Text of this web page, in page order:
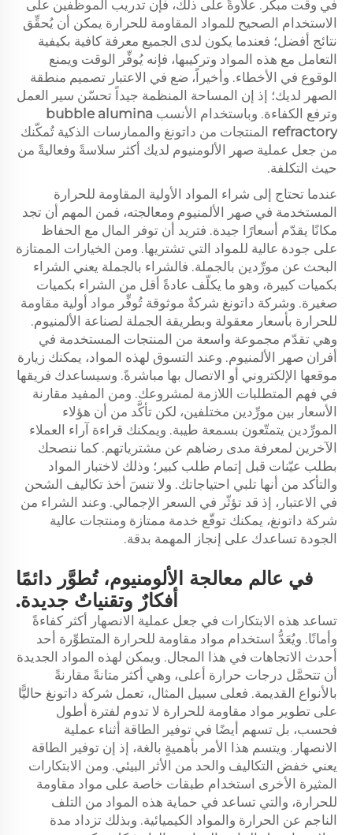
في وقت مبكر. علاوةً على ذلك، فإن تدريب الموظفين على
الاستخدام الصحيح للمواد المقاومة للحرارة يمكن أن يُحقِّق
نتائج أفضل؛ فعندما يكون لدى الجميع معرفة كافية بكيفية
التعامل مع هذه المواد وتركيبها، فإنه يُوفِّر الوقت ويمنع
الوقوع في الأخطاء. وأخيراً، ضع في الاعتبار تصميم منطقة
الصهر لديك؛ إذ إن المساحة المنظمة جيداً تحسّن سير العمل
وترفع الكفاءة. وباستخدام الأنسب bubble alumina
refractory المنتجات من داتونغ والممارسات الذكية تُمكّنك
من جعل عملية صهر الألومنيوم لديك أكثر سلاسةً وفعاليةً من
حيث التكلفة.
عندما تحتاج إلى شراء المواد الأولية المقاومة للحرارة
المستخدمة في صهر الألمنيوم ومعالجته، فمن المهم أن تجد
مكانًا يقدّم أسعارًا جيدة. فتريد أن توفر المال مع الحفاظ
على جودة عالية للمواد التي تشتريها. ومن الخيارات الممتازة
البحث عن مورِّدين بالجملة. فالشراء بالجملة يعني الشراء
بكميات كبيرة، وهو ما يكلّف عادةً أقل من الشراء بكميات
صغيرة. وشركة داتونغ شركةٌ موثوقة تُوفِّر مواد أولية مقاومة
للحرارة بأسعار معقولة وبطريقة الجملة لصناعة الألمنيوم.
وهي تقدّم مجموعة واسعة من المنتجات المستخدمة في
أفران صهر الألمنيوم. وعند التسوق لهذه المواد، يمكنك زيارة
موقعها الإلكتروني أو الاتصال بها مباشرةً. وسيساعدك فريقها
في فهم المتطلبات اللازمة لمشروعك. ومن المفيد مقارنة
الأسعار بين مورِّدين مختلفين، لكن تأكَّد من أن هؤلاء
المورِّدين يتمتّعون بسمعة طيبة. ويمكنك قراءة آراء العملاء
الآخرين لمعرفة مدى رضاهم عن مشترياتهم. كما ننصحك
بطلب عيّنات قبل إتمام طلب كبير؛ وذلك لاختبار المواد
والتأكد من أنها تلبي احتياجاتك. ولا تنسَ أخذ تكاليف الشحن
في الاعتبار، إذ قد تؤثّر في السعر الإجمالي. وعند الشراء من
شركة داتونغ، يمكنك توقّع خدمة ممتازة ومنتجات عالية
الجودة تساعدك على إنجاز المهمة بدقة.
في عالم معالجة الألومنيوم، تُطوَّر دائمًا
أفكارٌ وتقنياتٌ جديدة.
تساعد هذه الابتكارات في جعل عملية الانصهار أكثر كفاءةً
وأمانًا. ويُعَدُّ استخدام مواد مقاومة للحرارة المتطوِّرة أحد
أحدث الاتجاهات في هذا المجال. ويمكن لهذه المواد الجديدة
أن تتحمَّل درجات حرارة أعلى، وهي أكثر متانةً مقارنةً
بالأنواع القديمة. فعلى سبيل المثال، تعمل شركة داتونغ حاليًّا
على تطوير مواد مقاومة للحرارة لا تدوم لفترة أطول
فحسب، بل تسهم أيضًا في توفير الطاقة أثناء عملية
الانصهار. ويتسم هذا الأمر بأهميةٍ بالغة، إذ إن توفير الطاقة
يعني خفض التكاليف والحد من الأثر البيئي. ومن الابتكارات
المثيرة الأخرى استخدام طبقات خاصة على مواد مقاومة
للحرارة، والتي تساعد في حماية هذه المواد من التلف
الناجم عن الحرارة والمواد الكيميائية. وبذلك تزداد مدة